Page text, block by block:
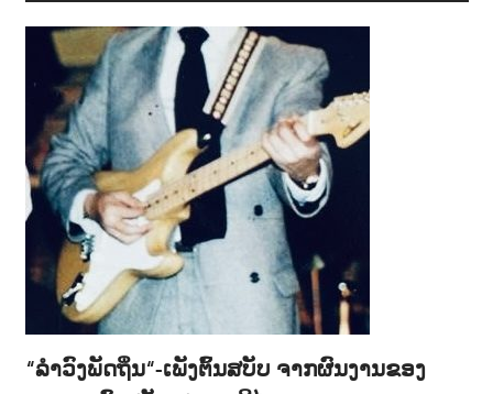
“ລຳວົງພັດຖິ່ນ“-ເພັງຕົ້ນສບັບ ຈາກຜົນງານຂອງ